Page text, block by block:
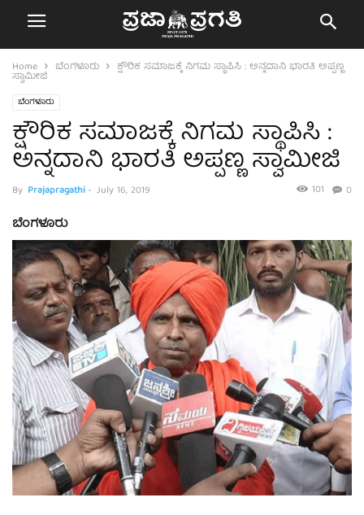
Home ಬೆಂಗಳೂರು ಕ್ಷೌರಿಕ ಸಮಾಜಕ್ಕೆ ನಿಗಮ ಸ್ಥಾಪಿಸಿ : ಅನ್ನದಾನಿ ಭಾರತಿ ಅಪ್ಪಣ್ಣ
ಸ್ವಾಮೀಜಿ
ಬೆಂಗಳೂರು
ಕ್ಷೌರಿಕ ಸಮಾಜಕ್ಕೆ ನಿಗಮ ಸ್ಥಾಪಿಸಿ :
ಅನ್ನದಾನಿ ಭಾರತಿ ಅಪ್ಪಣ್ಣ ಸ್ವಾಮೀಜಿ
By Prajapragathi- July 16, 2019 0
101
ಬೆಂಗಳೂರು